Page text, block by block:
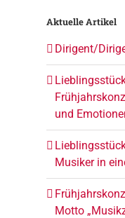
Aktuelle Artikel
Dirigent/
und
Musiker in
Motto